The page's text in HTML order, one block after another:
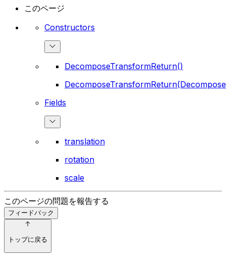
このページ
Constructors
DecomposeTransformReturn()
Fields
translation
rotation
scale
このページの問題を報告する
フィードバック
トップに戻る